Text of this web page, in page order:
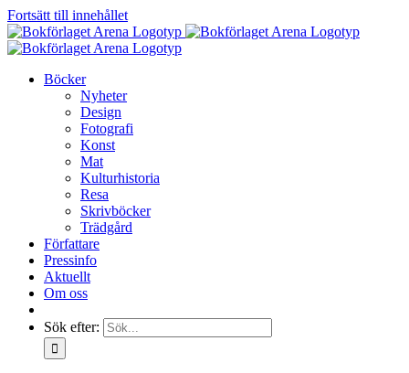
Fortsätt till innehållet
Böcker
Nyheter
Design
Fotografi
Konst
Mat
Kulturhistoria
Resa
Skrivböcker
Trädgård
Författare
Pressinfo
Aktuellt
Om oss
Sök efter: